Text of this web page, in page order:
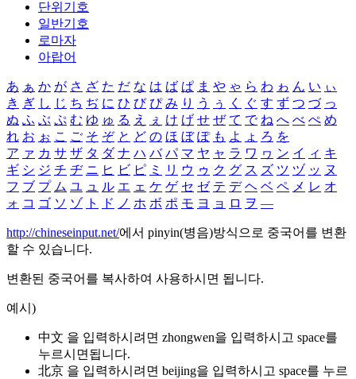
단위기호
일반기호
로마자
아랍어
あ ぁ か が さ ざ た だ な は ば ぱ ま や ゃ ら わ ゎ ん い ぃ
き ぎ し じ ち ぢ に ひ び ぴ み り う ぅ く ぐ す ず つ づ っ
ぬ ふ ぶ ぷ む ゆ ゅ る え ぇ け げ せ ぜ て で ね へ べ ぺ め
れ お ぉ こ ご そ ぞ と ど の ほ ぼ ぽ も よ ょ ろ を
ア ァ カ サ ザ タ ダ ナ ハ バ パ マ ヤ ャ ラ ワ ヮ ン イ ィ キ
ギ シ ジ チ ヂ ニ ヒ ビ ピ ミ リ ウ ゥ ク グ ス ズ ツ ヅ ッ ヌ
フ ブ プ ム ユ ュ ル エ ェ ケ ゲ セ ゼ テ デ ヘ ベ ペ メ レ オ
ォ コ ゴ ソ ゾ ト ド ノ ホ ボ ポ モ ヨ ョ ロ ヲ ―
http://chineseinput.net/에서 pinyin(병음)방식으로 중국어를 변환
할 수 있습니다.
변환된 중국어를 복사하여 사용하시면 됩니다.
예시)
中文 을 입력하시려면 zhongwen을 입력하시고 space를
누르시면됩니다.
北京 을 입력하시려면 beijing을 입력하시고 space를 누르